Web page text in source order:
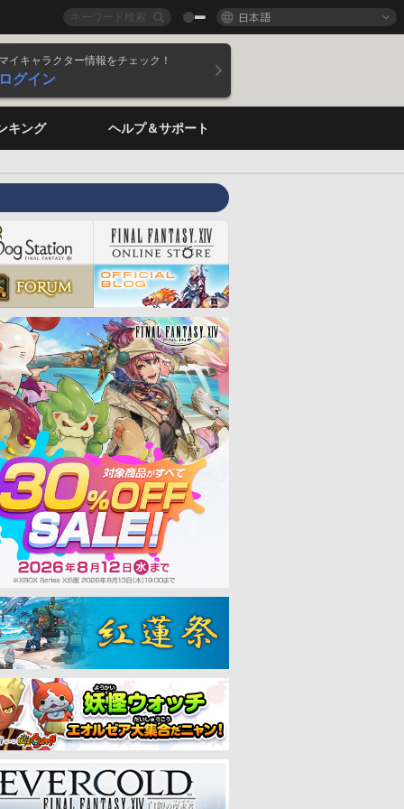
日本語
イキャラクター情報をチェック！
グイン
キング ヘルプ＆サポート